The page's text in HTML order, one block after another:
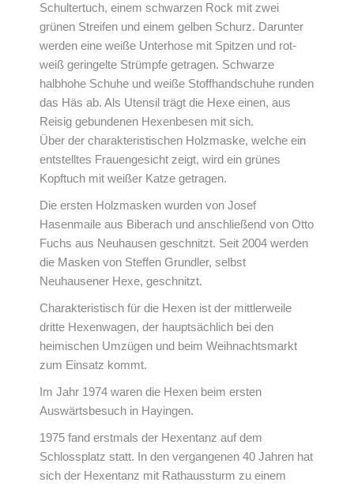
Schultertuch, einem schwarzen Rock mit zwei
grünen Streifen und einem gelben Schurz. Darunter
werden eine weiße Unterhose mit Spitzen und rot-
weiß geringelte Strümpfe getragen. Schwarze
halbhohe Schuhe und weiße Stoffhandschuhe runden
das Häs ab. Als Utensil trägt die Hexe einen, aus
Reisig gebundenen Hexenbesen mit sich.
Über der charakteristischen Holzmaske, welche ein
entstelltes Frauengesicht zeigt, wird ein grünes
Kopftuch mit weißer Katze getragen.
Die ersten Holzmasken wurden von Josef
Hasenmaile aus Biberach und anschließend von Otto
Fuchs aus Neuhausen geschnitzt. Seit 2004 werden
die Masken von Steffen Grundler, selbst
Neuhausener Hexe, geschnitzt.
Charakteristisch für die Hexen ist der mittlerweile
dritte Hexenwagen, der hauptsächlich bei den
heimischen Umzügen und beim Weihnachtsmarkt
zum Einsatz kommt.
Im Jahr 1974 waren die Hexen beim ersten
Auswärtsbesuch in Hayingen.
1975 fand erstmals der Hexentanz auf dem
Schlossplatz statt. In den vergangenen 40 Jahren hat
sich der Hexentanz mit Rathaussturm zu einem